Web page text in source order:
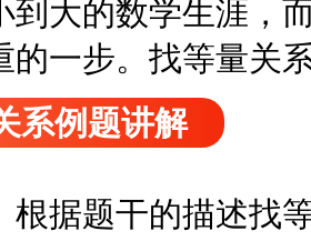
到大的数学生涯，
的一步。找等量关
系例题讲解
据题干的描述找